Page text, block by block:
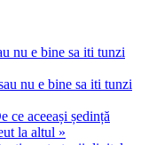
nu e bine sa iti tunzi
nu e bine sa iti tunzi
ce aceeași ședință
la altul »